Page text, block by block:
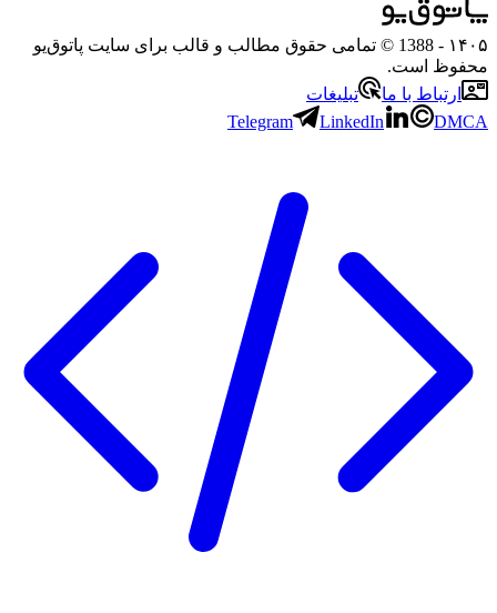
- 1388 © تمامی حقوق مطالب و قالب برای سایت پاتوق‌یو
است.
با ما
تبلیغات
Telegram
LinkedIn